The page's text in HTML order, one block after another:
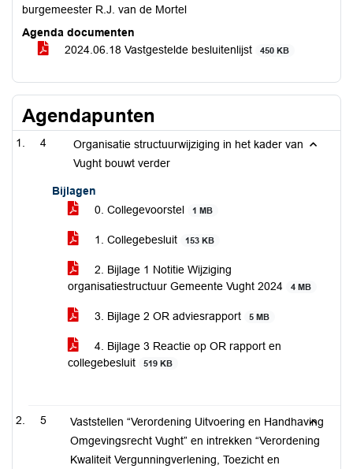
burgemeester R.J. van de Mortel
Agenda documenten
2024.06.18 Vastgestelde besluitenlijst
450 KB
Agendapunten
4
Organisatie structuurwijziging in het kader van
Vught bouwt verder
Bijlagen
0. Collegevoorstel
1 MB
1. Collegebesluit 153 KB
2. Bijlage 1 Notitie Wijziging
organisatiestructuur Gemeente Vught 2024
4 MB
3. Bijlage 2 OR adviesrapport 5 MB
4. Bijlage 3 Reactie op OR rapport en
collegebesluit
519 KB
5
Vaststellen “Verordening Uitvoering en Handhaving
Omgevingsrecht Vught” en intrekken “Verordening
Kwaliteit Vergunningverlening, Toezicht en